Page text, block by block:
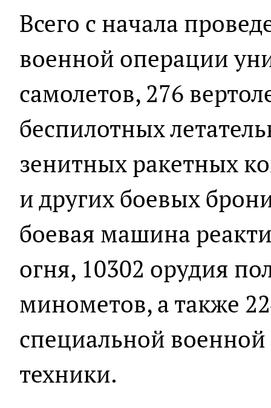
Всего с начала
военной операции
самолетов, 276
беспилотных
зенитных ракетных
и других боевых
боевая машина
огня, 10302 орудия
минометов, а также
специальной
техники.